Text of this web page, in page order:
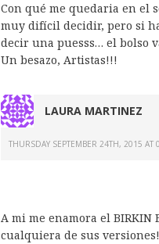
Con qué me quedaria en el
muy difícil decidir, pero si
decir una puesss… el bolso
Un besazo, Artistas!!!
LAURA MARTINEZ
THURSDAY SEPTEMBER 24TH, 2015 AT
A mi me enamora el BIRKIN
cualquiera de sus